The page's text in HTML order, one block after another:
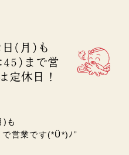
日(月)も
まで営
休日！
)も
営業です(*Ü*)ﾉ”